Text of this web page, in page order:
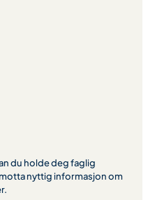
du holde deg faglig
nyttig informasjon om